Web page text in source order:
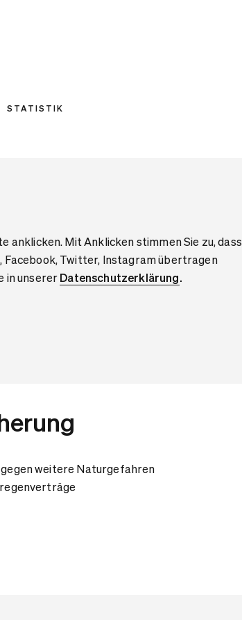
STATISTIK
anklicken. Mit Anklicken stimmen Sie zu, dass
Twitter, Instagram übertragen
in unsererDatenschutzerklärung.
gegen weitere Naturgefahren